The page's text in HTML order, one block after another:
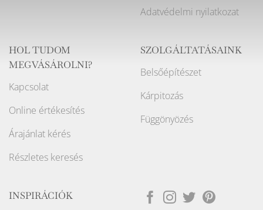
Adatvédelmi nyilatkozat
HOL TUDOM
MEGVÁSÁROLNI?
Kapcsolat
Online értékesítés
Árajánlat kérés
Részletes keresés
SZOLGÁLTATÁSAINK
Belsőépítészet
Kárpitozás
Függönyözés
INSPIRÁCIÓK